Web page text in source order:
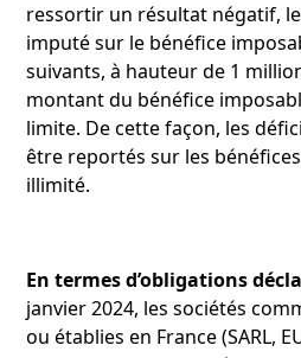
ressortir un résultat négatif,
imputé sur le bénéfice
suivants, à hauteur de 1
montant du bénéfice
limite. De cette façon, les
être reportés sur les
illimité.
En termes d’obligations
janvier 2024, les sociétés
ou établies en France (SARL,